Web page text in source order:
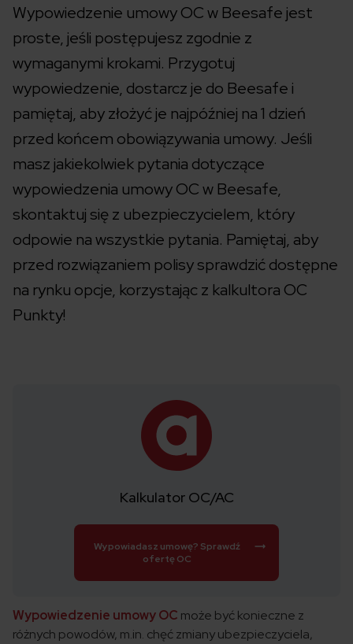
Wypowiedzenie umowy OC w Beesafe jest
proste, jeśli postępujesz zgodnie z
wymaganymi krokami. Przygotuj
wypowiedzenie, dostarcz je do Beesafe i
pamiętaj, aby złożyć je najpóźniej na 1 dzień
przed końcem obowiązywania umowy. Jeśli
masz jakiekolwiek pytania dotyczące
wypowiedzenia umowy OC w Beesafe,
skontaktuj się z ubezpieczycielem, który
odpowie na wszystkie pytania. Pamiętaj, aby
przed rozwiązaniem polisy sprawdzić dostępne
na rynku opcje, korzystając z kalkultora OC
Punkty!
Kalkulator OC/AC
Wypowiadasz umowę? Sprawdź
ofertę OC
Wypowiedzenie umowy OC może być konieczne z
różnych powodów, m.in. chęć zmiany ubezpieczyciela,